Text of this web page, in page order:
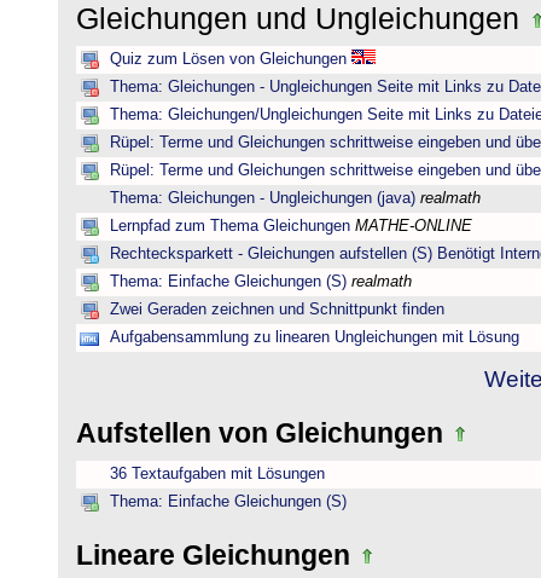
Gleichungen und Ungleichungen
Quiz zum Lösen von Gleichungen
Thema: Gleichungen - Ungleichungen Seite mit Links zu
Thema: Gleichungen/Ungleichungen Seite mit Links zu
Rüpel: Terme und Gleichungen schrittweise eingeben und
Rüpel: Terme und Gleichungen schrittweise eingeben und
Thema: Gleichungen - Ungleichungen (java) realmath
Lernpfad zum Thema Gleichungen MATHE-ONLINE
Rechtecksparkett - Gleichungen aufstellen (S) Benötigt
Thema: Einfache Gleichungen (S) realmath
Zwei Geraden zeichnen und Schnittpunkt finden
Aufgabensammlung zu linearen Ungleichungen mit Lösung
Aufstellen von Gleichungen
36 Textaufgaben mit Lösungen
Thema: Einfache Gleichungen (S)
Lineare Gleichungen